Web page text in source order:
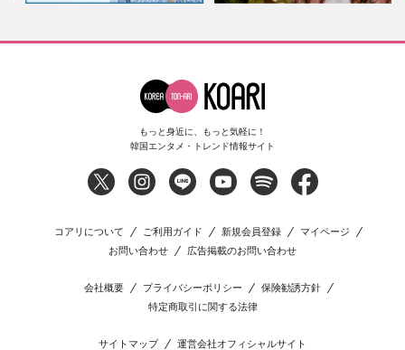
もっと身近に、もっと気軽に！
韓国エンタメ・トレンド情報サイト
コアリについて ご利用ガイド 新規会員登録
マイページ
お問い合わせ
広告掲載のお問い合わせ
会社概要 プライバシーポリシー
保険勧誘方針
特定商取引に関する法律
サイトマップ 運営会社オフィシャルサイト